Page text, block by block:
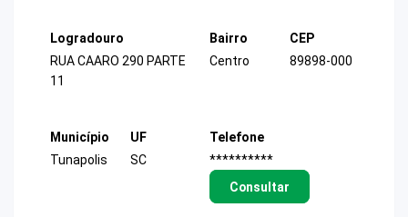
Logradouro
RUA CAARO 290 PARTE
11
Bairro
Centro
CEP
89898-000
Município
Tunapolis
UF
SC
Telefone
**********
Consultar